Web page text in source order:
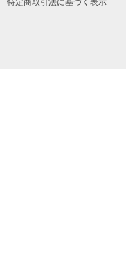
特定商取引法に基づく表示